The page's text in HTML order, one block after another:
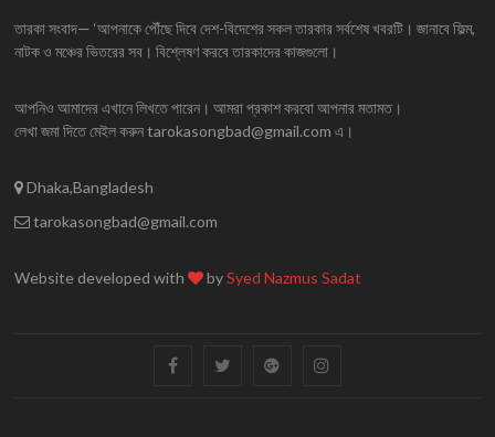
তারকা সংবাদ— ‘আপনাকে পৌঁছে দিবে দেশ-বিদেশের সকল তারকার সর্বশেষ খবরটি। জানাবে ফিল্ম,
নাটক ও মঞ্চের ভিতরের সব। বিশ্লেষণ করবে তারকাদের কাজগুলো।
আপনিও আমাদের এখানে লিখতে পারেন। আমরা প্রকাশ করবো আপনার মতামত।
লেখা জমা দিতে মেইল করুন tarokasongbad@gmail.com এ।
Dhaka,Bangladesh
tarokasongbad@gmail.com
Website developed with bySyed Nazmus Sadat
facebooktwitter googleplus